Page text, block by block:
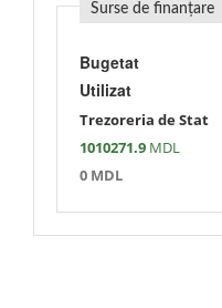
Surse de finanțare
Bugetat
Utilizat
Trezoreria de Stat
1010271.9 MDL
0 MDL